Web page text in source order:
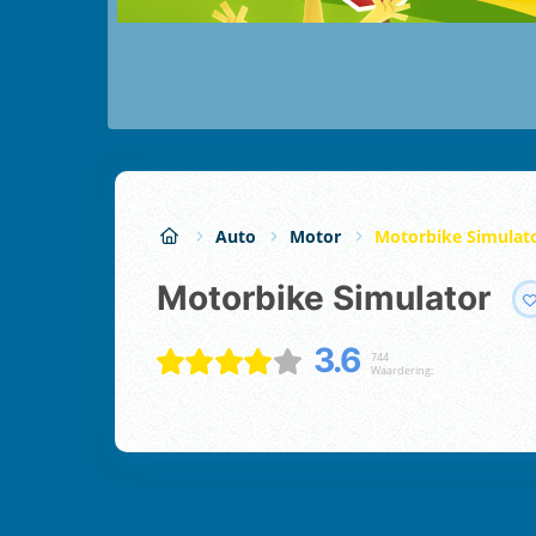
Auto Motor Motorbike
Motorbike Simulator
3.6
744
Waardering: